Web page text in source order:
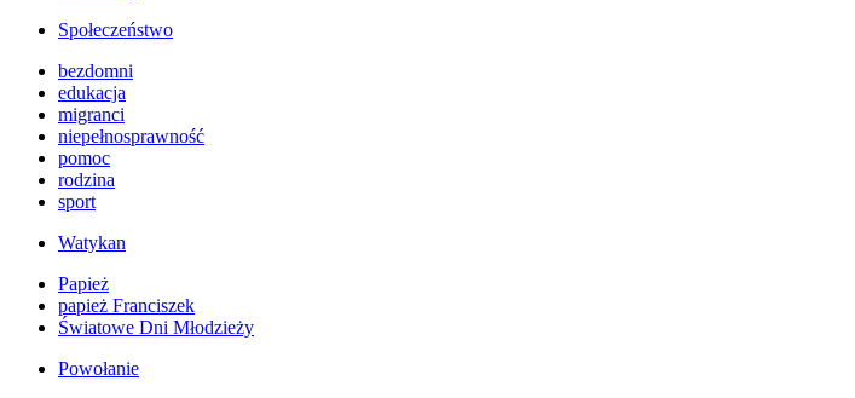
Społeczeństwo
bezdomni
edukacja
migranci
niepełnosprawność
pomoc
rodzina
sport
Watykan
Papież
papież Franciszek
Światowe Dni Młodzieży
Powołanie